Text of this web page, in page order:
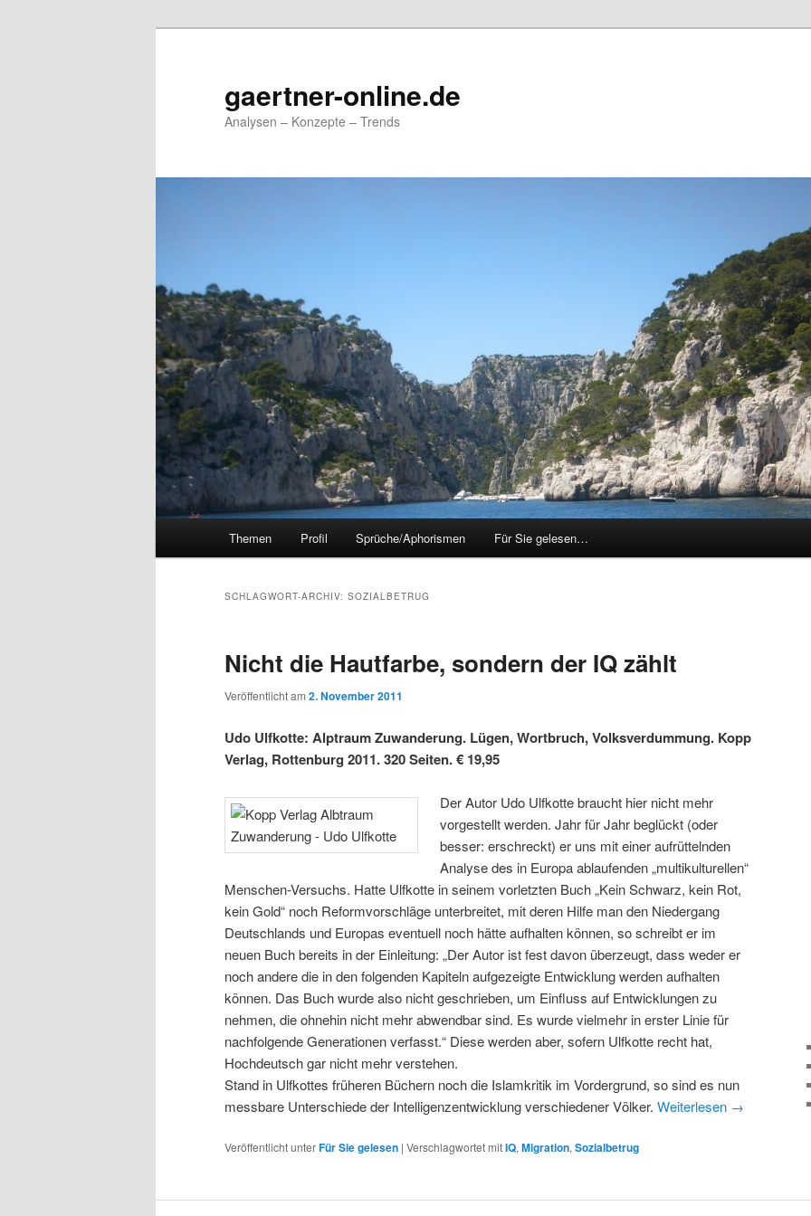
gaertner-online.de
Analysen – Konzepte – Trends
Themen Profil Sprüche/Aphorismen Für Sie gelesen…
SCHLAGWORT-ARCHIV: SOZIALBETRUG
Nicht die Hautfarbe, sondern der IQ zählt
Veröffentlicht am 2. November 2011
Udo Ulfkotte: Alptraum Zuwanderung. Lügen, Wortbruch, Volksverdummung. Kopp
Verlag, Rottenburg 2011. 320 Seiten. € 19,95
Der Autor Udo Ulfkotte braucht hier nicht mehr
vorgestellt werden. Jahr für Jahr beglückt (oder
besser: erschreckt) er uns mit einer aufrüttelnden
Analyse des in Europa ablaufenden „multikulturellen“
Menschen-Versuchs. Hatte Ulfkotte in seinem vorletzten Buch „Kein Schwarz, kein Rot,
kein Gold“ noch Reformvorschläge unterbreitet, mit deren Hilfe man den Niedergang
Deutschlands und Europas eventuell noch hätte aufhalten können, so schreibt er im
neuen Buch bereits in der Einleitung: „Der Autor ist fest davon überzeugt, dass weder er
noch andere die in den folgenden Kapiteln aufgezeigte Entwicklung werden aufhalten
können. Das Buch wurde also nicht geschrieben, um Einfluss auf Entwicklungen zu
nehmen, die ohnehin nicht mehr abwendbar sind. Es wurde vielmehr in erster Linie für
nachfolgende Generationen verfasst.“ Diese werden aber, sofern Ulfkotte recht hat,
Hochdeutsch gar nicht mehr verstehen.
Stand in Ulfkottes früheren Büchern noch die Islamkritik im Vordergrund, so sind es nun
messbare Unterschiede der Intelligenzentwicklung verschiedener Völker. Weiterlesen →
Veröffentlicht unterFür Sie gelesen | Verschlagwortet mitIQ, Migration, Sozialbetrug